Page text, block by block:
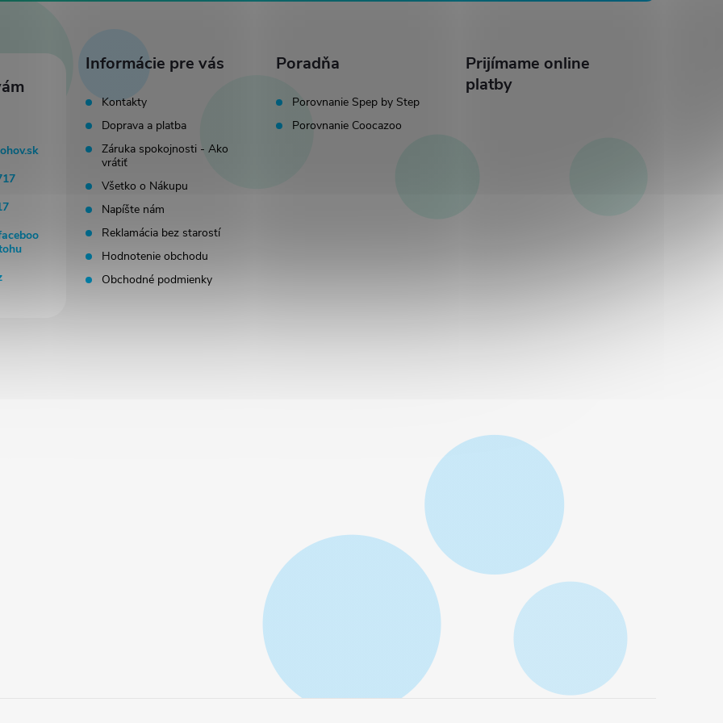
Informácie pre vás
Kontakty
Doprava a platba
Záruka spokojnosti - Ako
vrátiť
Všetko o Nákupu
Napíšte nám
Reklamácia bez starostí
Hodnotenie obchodu
Obchodné podmienky
Poradňa
Porovnanie Spep by Step
Porovnanie Coocazoo
Prijímame online
platby